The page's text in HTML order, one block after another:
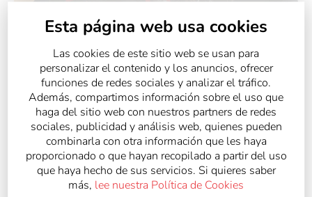
Esta página web usa cookies
Las cookies de este sitio web se usan para
personalizar el contenido y los anuncios, ofrecer
funciones de redes sociales y analizar el tráfico.
Además, compartimos información sobre el uso que
haga del sitio web con nuestros partners de redes
sociales, publicidad y análisis web, quienes pueden
combinarla con otra información que les haya
proporcionado o que hayan recopilado a partir del uso
que haya hecho de sus servicios. Si quieres saber
más, lee nuestra Política de Cookies